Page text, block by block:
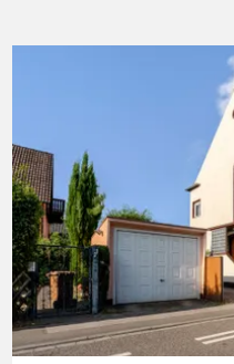
eignen sich ideal als Gäste-,
verfügen über einen separaten